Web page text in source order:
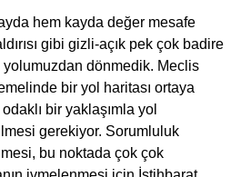
ayda hem kayda değer mesafe
gibi gizli-açık pek çok badire
yolumuzdan dönmedik. Meclis
bir yol haritası ortaya
bir yaklaşımla yol
gerekiyor. Sorumluluk
bu noktada çok çok